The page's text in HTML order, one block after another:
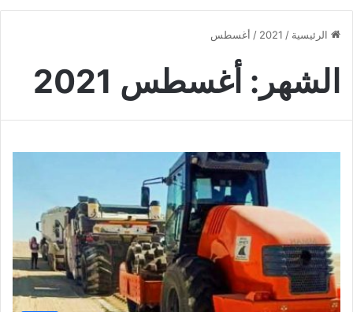
الرئيسية /
2021
/ أغسطس
الشهر: أغسطس 2021